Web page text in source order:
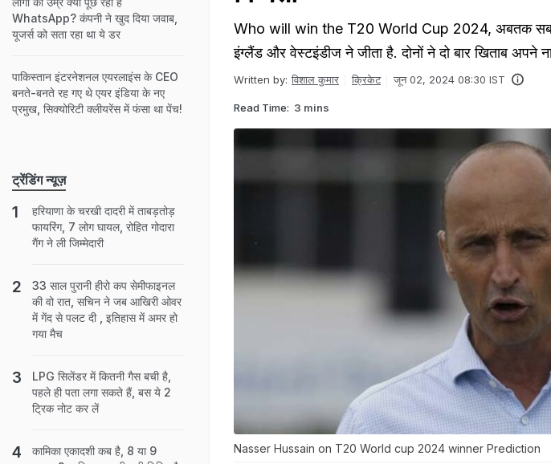
Who will win the T20 World Cup 2024, अबतक सबसे
इंग्लैंड और वेस्टइंडीज ने जीता है. दोनों ने दो बार खिताब अपने
Written by: विशाल कुमार क्रिकेट जून 02, 2024 08:30 IST
Read Time: 3 mins
Nasser Hussain on T20 World cup 2024 winner Prediction
WhatsApp? कंपनी ने खुद दिया जवाब,
यूजर्स को सता रहा था ये डर
पाकिस्तान इंटरनेशनल एयरलाइंस के CEO
बनते-बनते रह गए थे एयर इंडिया के नए
प्रमुख, सिक्योरिटी क्लीयरेंस में फंसा था पेंच!
ट्रेंडिंग न्यूज़
हरियाणा के चरखी दादरी में ताबड़तोड़
फायरिंग, 7 लोग घायल, रोहित गोदारा
गैंग ने ली जिम्मेदारी
33 साल पुरानी हीरो कप सेमीफाइनल
की वो रात, सचिन ने जब आखिरी ओवर
में गेंद से पलट दी , इतिहास में अमर हो
गया मैच
LPG सिलेंडर में कितनी गैस बची है,
पहले ही पता लगा सकते हैं, बस ये 2
ट्रिक नोट कर लें
कामिका एकादशी कब है, 8 या 9